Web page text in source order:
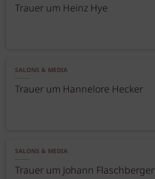
Trauer um Heinz Hye
SALONS & MEDIA
Trauer um Hannelore Hecker
SALONS & MEDIA
Trauer um Johann Flaschberger